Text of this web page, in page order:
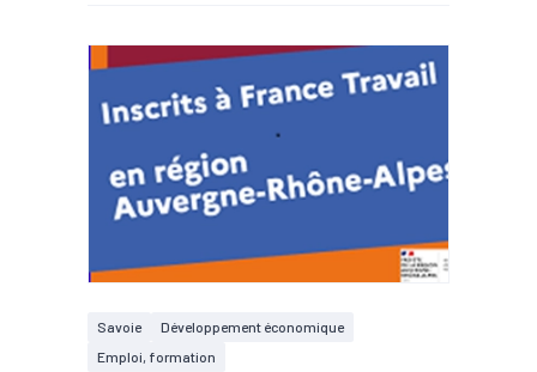
Savoie
Développement économique
Emploi, formation